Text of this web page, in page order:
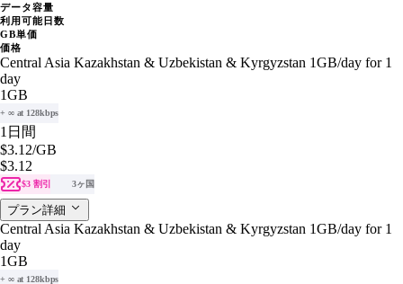
データ容量
利用可能日数
GB単価
価格
Central Asia Kazakhstan & Uzbekistan & Kyrgyzstan 1GB/day for 1
day
1GB
+ ∞ at 128kbps
1日間
$3.12/GB
$3.12
$3 割引 3ヶ国
プラン詳細
Central Asia Kazakhstan & Uzbekistan & Kyrgyzstan 1GB/day for 1
day
1GB
+ ∞ at 128kbps